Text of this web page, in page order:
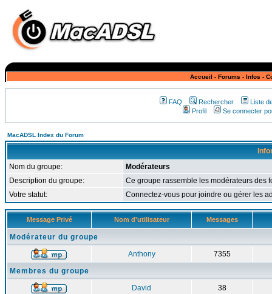
Accueil - Forums - Infos -
FAQ Rechercher
Liste
Profil
Se connecter
MacADSL Index du Forum
Nom du groupe:
Modérateurs
Description du groupe:
Ce groupe rassemble les modérateurs des
Votre statut:
Connectez-vous pour joindre ou gérer les
Message Privé Nom d'utilisateur Messages
Modérateur du groupe
Anthony
7355
Membres du groupe
David
38